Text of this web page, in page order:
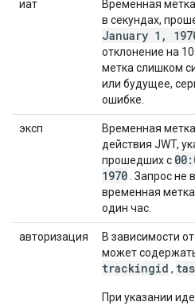
иат
Временная
в секундах,
January 1,
отклонение на
метка слишком
или будущее,
ошибке.
эксп
Временная
действия JWT,
прошедших с
1970 . Запрос не
временная
один час.
авторизация
В зависимости
может
trackingid ,
При указании